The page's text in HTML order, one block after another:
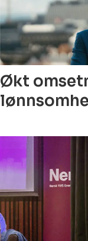
Økt